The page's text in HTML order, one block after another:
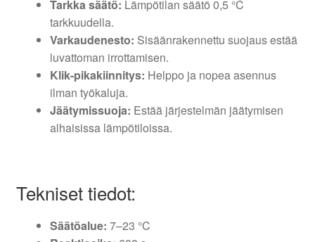
Tarkka säätö: Lämpötilan säätö 0,5 °C
tarkkuudella.
Varkaudenesto: Sisäänrakennettu suojaus estää
luvattoman irrottamisen.
Klik-pikakiinnitys: Helppo ja nopea asennus
ilman työkaluja.
Jäätymissuoja: Estää järjestelmän jäätymisen
alhaisissa lämpötiloissa.
Tekniset tiedot:
Säätöalue: 7–23 °C